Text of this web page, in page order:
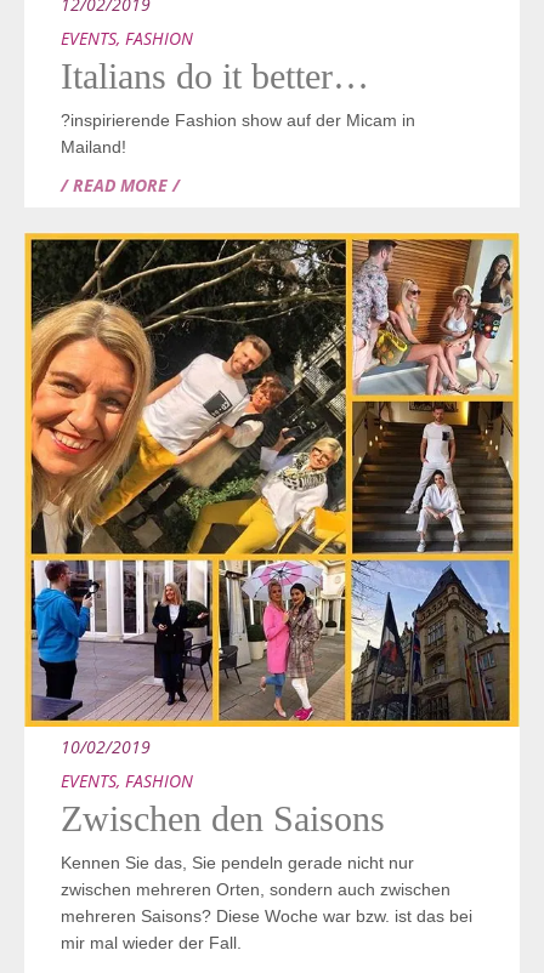
EVENTS, FASHION
Italians do it better…
?inspirierende Fashion show auf der Micam in
Mailand!
/ READ MORE /
10/02/2019
EVENTS, FASHION
Zwischen den Saisons
Kennen Sie das, Sie pendeln gerade nicht nur
zwischen mehreren Orten, sondern auch zwischen
mehreren Saisons? Diese Woche war bzw. ist das bei
mir mal wieder der Fall.